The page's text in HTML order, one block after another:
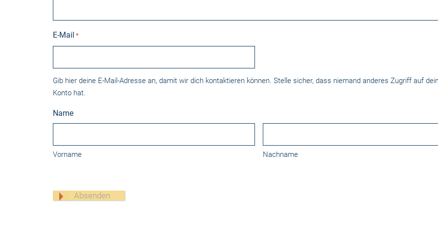
E-Mail *
Gib hier deine E-Mail-Adresse an, damit wir dich kontaktieren können. Stelle sicher, dass niemand anderes Zugriff auf
Konto hat.
Name
Vorname Nachname